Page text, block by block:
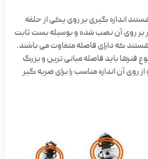
اندازه گیری بر روی یکی از حلقه
روی آن نصب شده و بوسیله بست ثابت
که دارای فاصله متفاوت می باشند.
فنرها باید فاصله میانی ترین و بزرگ
روی آن اندازه مناسب را برای ضربه گیر